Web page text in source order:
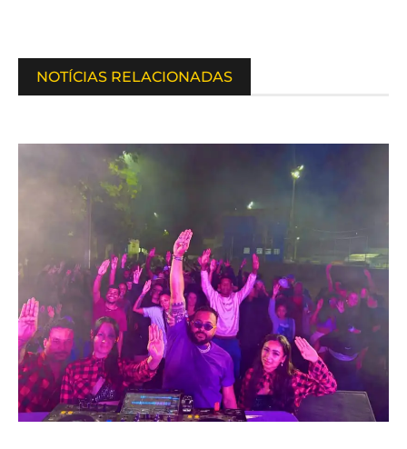
NOTÍCIAS RELACIONADAS